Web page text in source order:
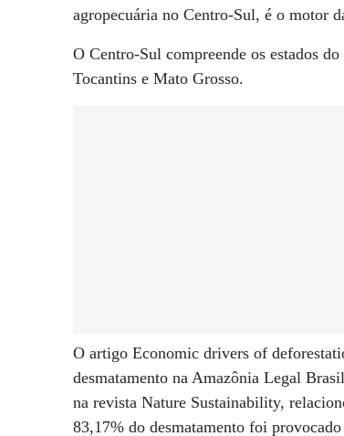
agropecuária no Centro-Sul, é o motor
O Centro-Sul compreende os estados
Tocantins e Mato Grosso.
O artigo Economic drivers of
desmatamento na Amazônia Legal
na revista Nature Sustainability,
83,17% do desmatamento foi